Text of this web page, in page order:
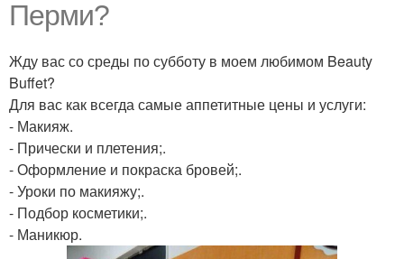
Перми?
Жду вас со среды по субботу в моем любимом Beauty
Buffet?
Для вас как всегда самые аппетитные цены и услуги:
- Макияж.
- Прически и плетения;.
- Оформление и покраска бровей;.
- Уроки по макияжу;.
- Подбор косметики;.
- Маникюр.